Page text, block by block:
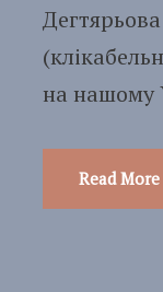
на нашому
Read More